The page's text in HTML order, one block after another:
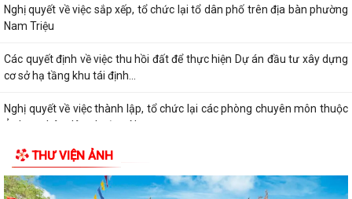
Nghị quyết về việc sắp xếp, tổ chức lại tổ dân phố trên địa bàn phường
Nam Triệu
Các quyết định về việc thu hồi đất để thực hiện Dự án đầu tư xây dựng
cơ sở hạ tầng khu tái định...
Nghị quyết về việc thành lập, tổ chức lại các phòng chuyên môn thuộc
Ủy ban nhân dân phường Nam...
Điện lực Thủy Nguyên triển khai thanh toán tiền điện không dùng tiền
mặt trên địa bàn Điện lực Thủy...
THƯ VIỆN ẢNH